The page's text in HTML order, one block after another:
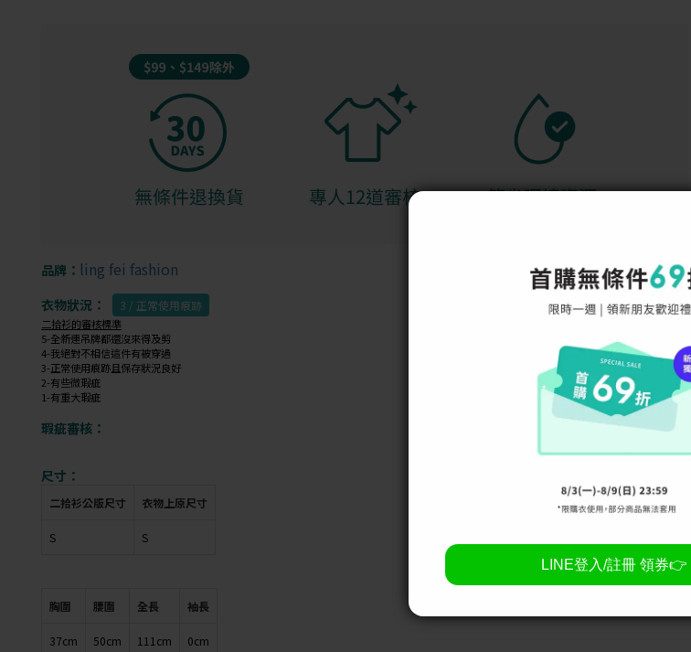
品牌： ling fei fashion
衣物狀況： 3 / 正常使用痕跡
二拾衫的審核標準
5-全新連吊牌都還沒來得及剪
4-我絕對不相信這件有被穿過
3-正常使用痕跡且保存狀況良好
2-有些微瑕疵
1-有重大瑕疵
瑕疵審核：
尺寸：
二拾衫公版尺寸 衣物上原尺寸
S S
胸圍 腰圍 全長 袖長
37cm 50cm 111cm 0cm